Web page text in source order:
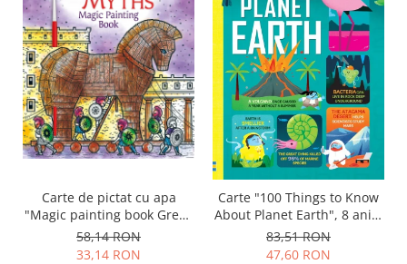
Carte de pictat cu apa
"Magic painting book Greek
Myths", Usborne
58,14 RON
33,14 RON
Carte "100 Things to Know
About Planet Earth", 8 ani+,
Usborne
83,51 RON
47,60 RON